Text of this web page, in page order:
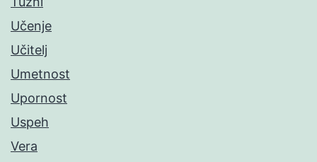
Učenje
Učitelj
Umetnost
Upornost
Uspeh
Vera